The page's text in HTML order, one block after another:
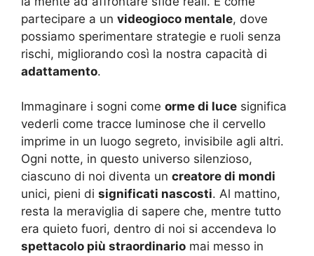
partecipare a un videogioco mentale, dove
possiamo sperimentare strategie e ruoli senza
rischi, migliorando così la nostra capacità di
adattamento.
Immaginare i sogni come orme di luce significa
vederli come tracce luminose che il cervello
imprime in un luogo segreto, invisibile agli altri.
Ogni notte, in questo universo silenzioso,
ciascuno di noi diventa un creatore di mondi
unici, pieni di significati nascosti. Al mattino,
resta la meraviglia di sapere che, mentre tutto
era quieto fuori, dentro di noi si accendeva lo
spettacolo più straordinario mai messo in